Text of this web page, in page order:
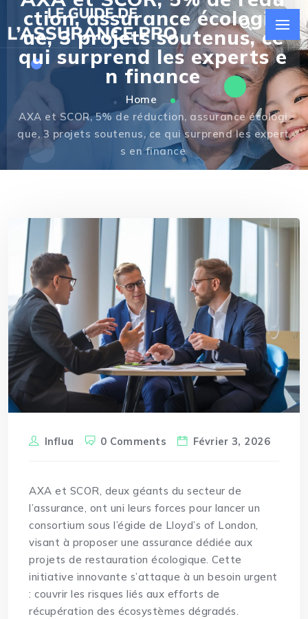
ction, assurance écologiq
ue, 3 projets soutenus, ce
qui surprend les experts e
n finance
Home
AXA et SCOR, 5% de réduction, assurance écologi
que, 3 projets soutenus, ce qui surprend les expert
s en finance
Influa 0 Comments Février 3, 2026
AXA et SCOR, deux géants du secteur de
l’assurance, ont uni leurs forces pour lancer un
consortium sous l’égide de Lloyd’s of London,
visant à proposer une assurance dédiée aux
projets de restaurationécologique. Cette
initiative innovante s’attaque à un besoin urgent
: couvrir les risques liés aux efforts de
récupération des écosystèmes dégradés.